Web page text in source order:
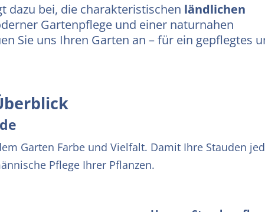
dazu bei, die charakteristischen ländlichen
Gartenpflege und einer naturnahen
Sie uns Ihren Garten an – für ein gepflegtes
Garten Farbe und Vielfalt. Damit Ihre Stauden
Pflege Ihrer Pflanzen.